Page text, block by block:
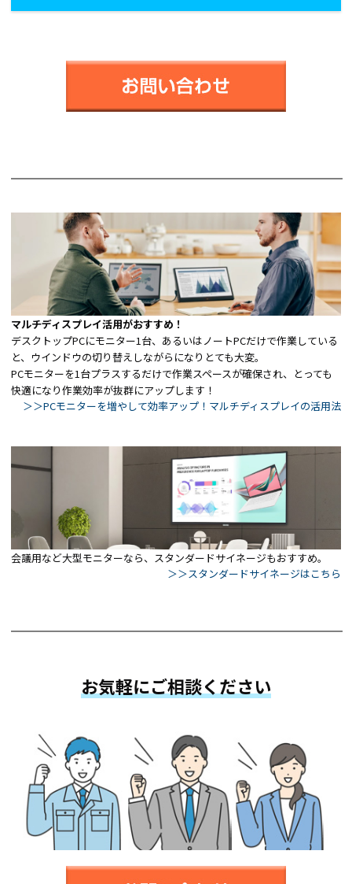
マルチディスプレイ活用がおすすめ！
デスクトップPCにモニター1台、あるいはノートPCだけで作業している
と、ウインドウの切り替えしながらになりとても大変。
PCモニターを1台プラスするだけで作業スペースが確保され、とっても
快適になり作業効率が抜群にアップします！
＞＞PCモニターを増やして効率アップ！マルチディスプレイの活用法
会議用など大型モニターなら、スタンダードサイネージもおすすめ。
＞＞スタンダードサイネージはこちら
お気軽にご相談ください